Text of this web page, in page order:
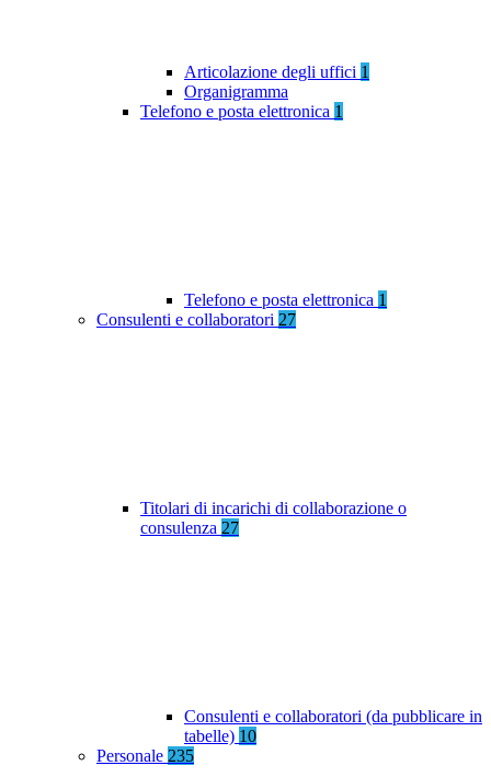
Articolazione degli uffici 1
Organigramma
Telefono e posta elettronica 1
Telefono e posta elettronica 1
Consulenti e collaboratori 27
Titolari di incarichi di collaborazione o
consulenza 27
Consulenti e collaboratori (da pubblicare in
tabelle) 10
Personale 235